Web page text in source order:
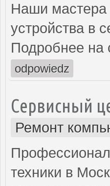
Наши мастера
устройства в
Подробнее на
odpowiedz
Сервисный
Ремонт
техники в